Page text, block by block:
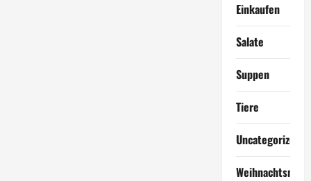
Einkaufen
Salate
Suppen
Tiere
Uncategorized